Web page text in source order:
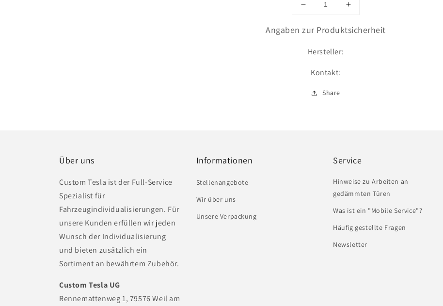
Verringere
Menge
Umfang
Erhöhe
Menge
Angaben zur Produktsicherheit
Hersteller:
Kontakt:
Share
Über uns
Custom Tesla ist der Full-Service
Spezialist für
Fahrzeugindividualisierungen. Für
unsere Kunden erfüllen wir jeden
Wunsch der Individualisierung
und bieten zusätzlich ein
Sortiment an bewährtem Zubehör.
Custom Tesla UG
Rennemattenweg 1, 79576 Weil am
Informationen
Stellenangebote
Wir über uns
Unsere Verpackung
Service
Hinweise zu Arbeiten an
gedämmten Türen
Was ist ein "Mobile Service"?
Häufig gestellte Fragen
Newsletter